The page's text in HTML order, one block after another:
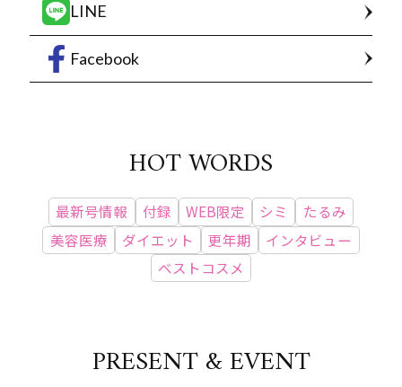
LINE
Facebook
HOT WORDS
最新号情報 付録 WEB限定 シミ
たるみ
美容医療
ダイエット 更年期
インタビュー
ベストコスメ
PRESENT & EVENT